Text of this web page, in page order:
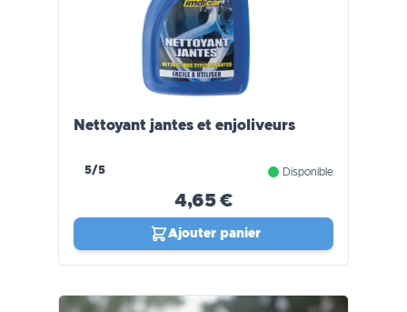
Nettoyant jantes et enjoliveurs
5/5 Disponible
4,65 €
Ajouter panier